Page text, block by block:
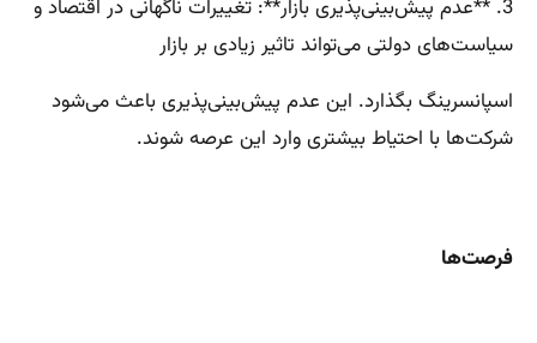
3. **عدم پیش‌بینی‌پذیری بازار**: تغییرات ناگهانی در اقتصاد و
سیاست‌های دولتی می‌تواند تاثیر زیادی بر بازار
اسپانسرینگ بگذارد. این عدم پیش‌بینی‌پذیری باعث می‌شود
شرکت‌ها با احتیاط بیشتری وارد این عرصه شوند.
فرصت‌ها